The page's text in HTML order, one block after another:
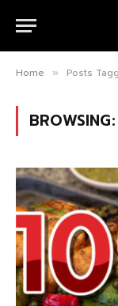
Home » Posts
BROWSING: